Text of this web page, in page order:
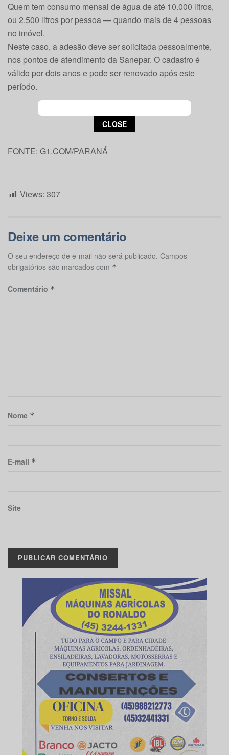
Quem tem consumo mensal de água de até 10.000 litros,
ou 2.500 litros por pessoa — quando mais de 4 pessoas
no imóvel.
Neste caso, a adesão deve ser solicitada pessoalmente,
nos pontos de atendimento da Sanepar. O cadastro é
válido por dois anos e pode ser renovado após este
período.
FONTE: G1.COM/PARANÁ
Views: 307
Deixe um comentário
O seu endereço de e-mail não será publicado. Campos
obrigatórios são marcados com *
Comentário *
Nome *
E-mail *
Site
This popup will close in:
CLOSE